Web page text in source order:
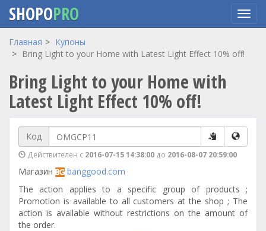
Перейти
содержанию
SHOPOPRO
Главная
Купоны
Bring Light to your Home with Latest Light Effect 10% off!
Bring Light to your Home with
Latest Light Effect 10% off!
Код
Действителен с 2016-07-15 14:38:00 до 2016-08-07 20:59:00
Магазин
banggood.com
The action applies to a specific group of products ;
Promotion is available to all customers at the shop ; The
action is available without restrictions on the amount of
the order.